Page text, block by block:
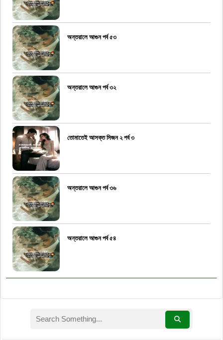
অন্তরালে আগুন পর্ব ৫৩
অন্তরালে আগুন পর্ব ৩২
তোমাতেই আসক্ত সিজন ২ পর্ব ৩
অন্তরালে আগুন পর্ব ৩৬
অন্তরালে আগুন পর্ব ৫৪